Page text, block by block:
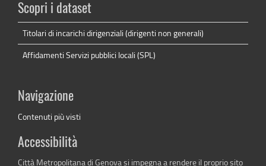
Scopri i dataset
Titolari di incarichi dirigenziali (dirigenti non generali)
Affidamenti Servizi pubblici locali (SPL)
Navigazione
Contenuti più visti
Accessibilità
Città Metropolitana di Genova si impegna a rendere il proprio sito